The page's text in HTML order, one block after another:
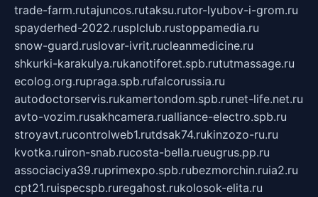
trade-farm.rutajuncos.rutaksu.rutor-lyubov-i-grom.ru
spayderhed-2022.rusplclub.rustoppamedia.ru
snow-guard.ruslovar-ivrit.rucleanmedicine.ru
shkurki-karakulya.rukanotiforet.spb.rututmassage.ru
ecolog.org.rupraga.spb.rufalcorussia.ru
autodoctorservis.rukamertondom.spb.runet-life.net.ru
avto-vozim.rusakhcamera.rualliance-electro.spb.ru
stroyavt.rucontrolweb1.rutdsak74.rukinzozo-ru.ru
kvotka.ruiron-snab.rucosta-bella.rueugrus.pp.ru
associaciya39.ruprimexpo.spb.rubezmorchin.ruia2.ru
cpt21.ruispecspb.ruregahost.rukolosok-elita.ru